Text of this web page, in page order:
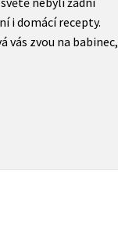
i domácí recepty.
vás zvou na babinec,